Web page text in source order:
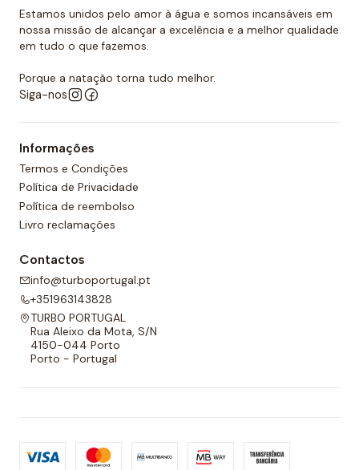
água durante o movimento, melhorando a mobilidade
do homem que os usa. É por isso que eles podem ser
usados sem qualquer problema para natação ou
desportos aquáticos semelhantes.
Além disso, todos os calções de polo aquático têm
um forro completo na frente e nas costas e um
cordão ajustável para melhor adaptabilidade.
Estamos unidos pelo amor à água e somos incansáveis em
nossa missão de alcançar a excelência e a melhor qualidade
em tudo o que fazemos.
Porque a natação torna tudo melhor.
Siga-nos
Informações
Termos e Condições
Política de Privacidade
Política de reembolso
Livro reclamações
Contactos
info@turboportugal.pt
+351963143828
TURBO PORTUGAL
Rua Aleixo da Mota, S/N
4150-044 Porto
Porto - Portugal